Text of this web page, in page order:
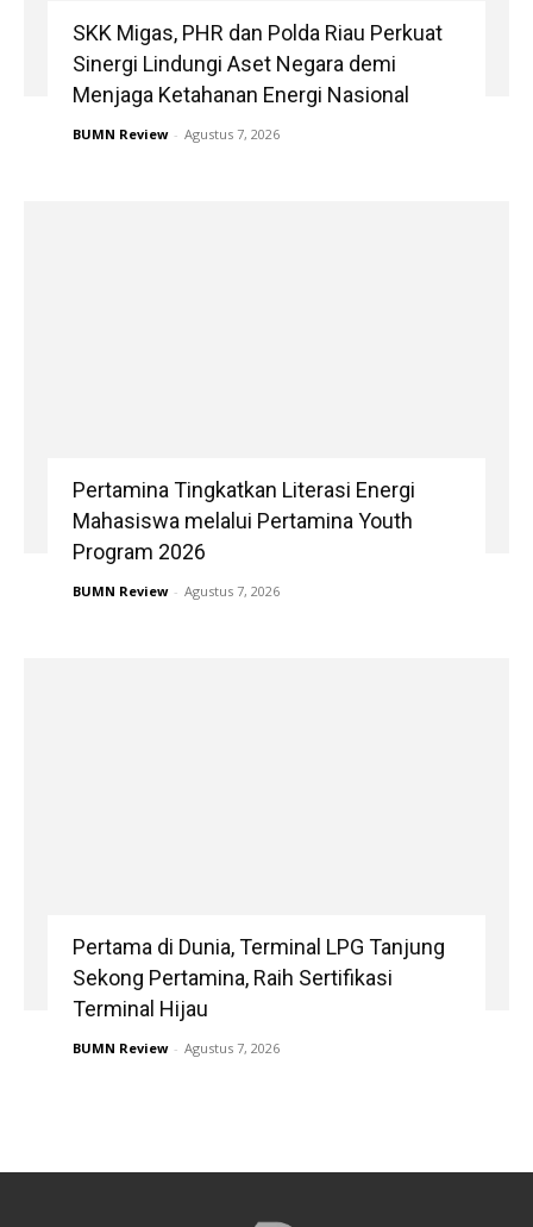
SKK Migas, PHR dan Polda Riau Perkuat
Sinergi Lindungi Aset Negara demi
Menjaga Ketahanan Energi Nasional
BUMN Review - Agustus 7, 2026
Pertamina Tingkatkan Literasi Energi
Mahasiswa melalui Pertamina Youth
Program 2026
BUMN Review - Agustus 7, 2026
Pertama di Dunia, Terminal LPG Tanjung
Sekong Pertamina, Raih Sertifikasi
Terminal Hijau
BUMN Review - Agustus 7, 2026